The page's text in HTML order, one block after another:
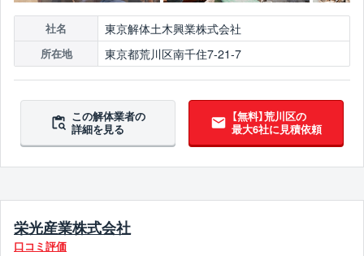
社名 東京解体土木興業株式会社
所在地 東京都荒川区南千住7-21-7
この解体業者の
詳細を見る
【無料】荒川区の
最大6社に見積依頼
栄光産業株式会社
口コミ評価